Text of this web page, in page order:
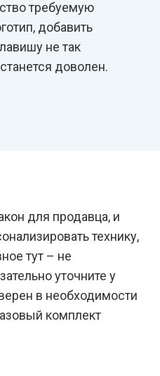
требуемую
добавить
не так
доволен.
для продавца, и
технику,
тут – не
уточните у
в необходимости
комплект